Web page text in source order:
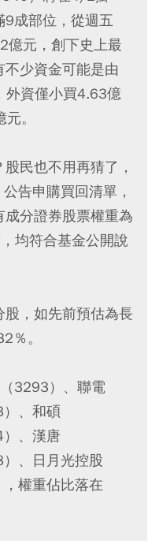
9成部位，從週五
元，創下史上最
少資金可能是由
外資僅小買4.63億
。
民也不用再猜了，
告申購買回清單，
分證券股票權重為
均符合基金公開說
，如先前預估為長
％。
3293）、聯電
）、和碩
）、漢唐
、日月光控股
權重佔比落在